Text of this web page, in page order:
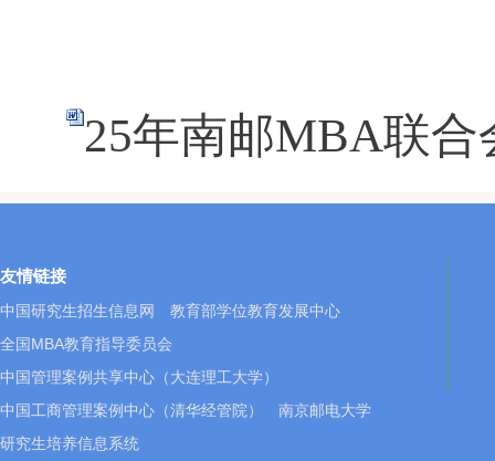
25年南邮MBA联合
友情链接
中国研究生招生信息网
教育部学位教育发展中心
全国MBA教育指导委员会
中国管理案例共享中心（大连理工大学）
中国工商管理案例中心（清华经管院）
南京邮电大学
研究生培养信息系统